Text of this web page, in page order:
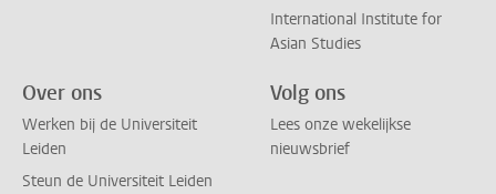
International Institute for
Asian Studies
Over ons
Werken bij de Universiteit
Leiden
Steun de Universiteit Leiden
Volg ons
Lees onze wekelijkse
nieuwsbrief